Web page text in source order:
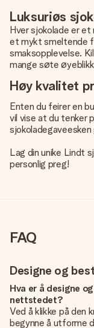
Luksuriøs
Hver sjokolade er
et mykt smeltende
smaksopplevelse.
mange søte
Høy kvalitet
Enten du feirer en
vil vise at du tenker
sjokoladegaveesken
Lag din unike Lindt
personlig preg!
FAQ
Designe og
Hva er å designe
nettstedet?
Ved å klikke på den
begynne å utforme